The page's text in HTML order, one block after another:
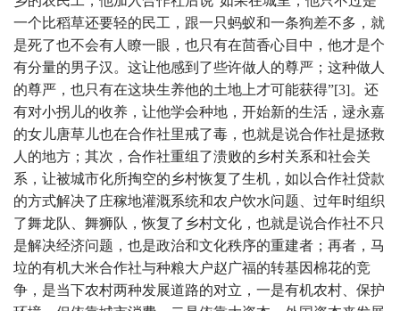
一个比稻草还要轻的民工，跟一只蚂蚁和一条狗差不多，就
是死了也不会有人瞭一眼，也只有在茴香心目中，他才是个
有分量的男子汉。这让他感到了些许做人的尊严；这种做人
的尊严，也只有在这块生养他的土地上才可能获得”[3]。还
有对小拐儿的收养，让他学会种地，开始新的生活，逯永嘉
的女儿唐草儿也在合作社里戒了毒，也就是说合作社是拯救
人的地方；其次，合作社重组了溃败的乡村关系和社会关
系，让被城市化所掏空的乡村恢复了生机，如以合作社贷款
的方式解决了庄稼地灌溉系统和农户饮水问题、过年时组织
了舞龙队、舞狮队，恢复了乡村文化，也就是说合作社不只
是解决经济问题，也是政治和文化秩序的重建者；再者，马
垃的有机大米合作社与种粮大户赵广福的转基因棉花的竞
争，是当下农村两种发展道路的对立，一是有机农村、保护